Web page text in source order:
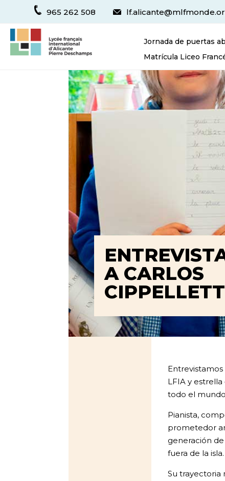
965 262 508
Jornada de puertas
Matrícula Liceo
A CARLOS
LFIA y
todo el
Pianista,
prometedor
generación
fuera de la isla.
Su trayectoria